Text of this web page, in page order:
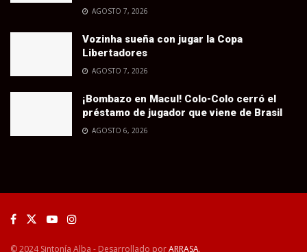
AGOSTO 7, 2026
Vozinha sueña con jugar la Copa
Libertadores
AGOSTO 7, 2026
¡Bombazo en Macul! Colo-Colo cerró el
préstamo de jugador que viene de Brasil
AGOSTO 6, 2026
© 2024 Sintonía Alba - Desarrollado porARRASA.